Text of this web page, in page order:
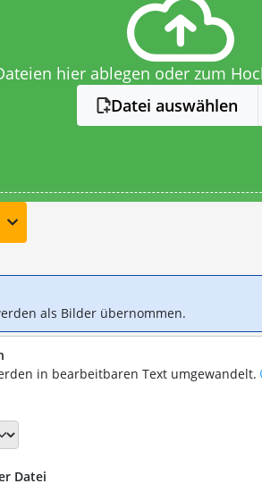
hier ablegen oder zum
Datei auswählen
als Bilder übernommen.
in bearbeitbaren Text umgewandelt.
Datei